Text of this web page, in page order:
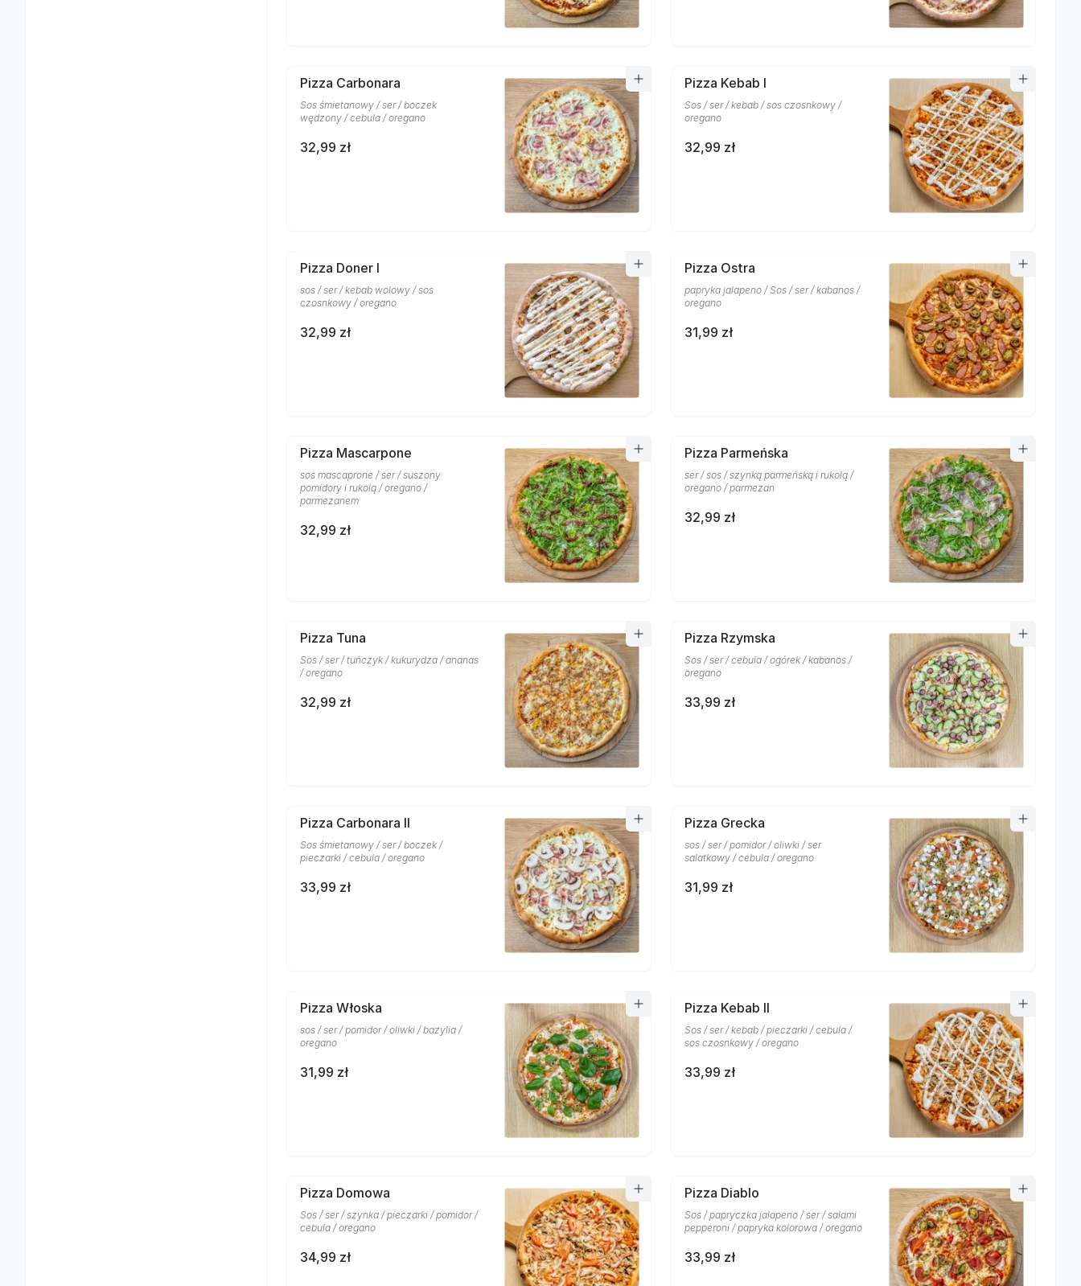
Pizza Carbonara
Sos śmietanowy / ser / boczek
wędzony / cebula / oregano
32,99 zł
Pizza Kebab I
Sos / ser / kebab / sos czosnkowy /
oregano
32,99 zł
Pizza Doner I
sos / ser / kebab wolowy / sos
czosnkowy / oregano
32,99 zł
Pizza Ostra
papryka jalapeno / Sos / ser / kabanos /
oregano
31,99 zł
Pizza Mascarpone
sos mascaprone / ser / suszony
pomidory i rukolą / oregano /
parmezanem
32,99 zł
Pizza Parmeńska
ser / sos / szynką parmeńską i rukolą /
oregano / parmezan
32,99 zł
Pizza Tuna
Sos / ser / tuńczyk / kukurydza / ananas
/ oregano
32,99 zł
Pizza Rzymska
Sos / ser / cebula / ogórek / kabanos /
oregano
33,99 zł
Pizza Carbonara II
Sos śmietanowy / ser / boczek /
pieczarki / cebula / oregano
33,99 zł
Pizza Grecka
sos / ser / pomidor / oliwki / ser
salatkowy / cebula / oregano
31,99 zł
Pizza Włoska
sos / ser / pomidor / oliwki / bazylia /
oregano
31,99 zł
Pizza Kebab II
Sos / ser / kebab / pieczarki / cebula /
sos czosnkowy / oregano
33,99 zł
Pizza Domowa
Sos / ser / szynka / pieczarki / pomidor /
cebula / oregano
34,99 zł
Pizza Diablo
Sos / papryczka jalapeno / ser / salami
pepperoni / papryka kolorowa / oregano
33,99 zł